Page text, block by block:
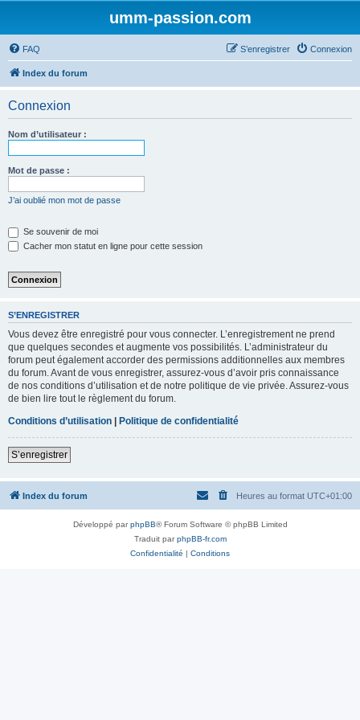
umm-passion.com
FAQ Connexion
S’enregistrer
Index du forum
Connexion
Nom d’utilisateur :
Mot de passe :
J’ai oublié mon mot de passe
Se souvenir de moi
Cacher mon statut en ligne pour cette session
S’ENREGISTRER
Vous devez être enregistré pour vous connecter. L’enregistrement ne prend
que quelques secondes et augmente vos possibilités. L’administrateur du
forum peut également accorder des permissions additionnelles aux membres
du forum. Avant de vous enregistrer, assurez-vous d’avoir pris connaissance
de nos conditions d’utilisation et de notre politique de vie privée. Assurez-vous
de bien lire tout le règlement du forum.
Conditions d’utilisation | Politique de confidentialité
S’enregistrer
Index du forum Heures au format UTC+01:00
Développé parphpBB® Forum Software © phpBB Limited
Traduit parphpBB-fr.com
Confidentialité | Conditions